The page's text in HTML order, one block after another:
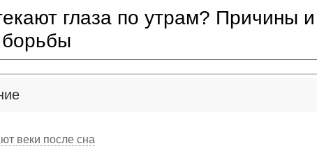
глаза по утрам? Причины и
веки после сна